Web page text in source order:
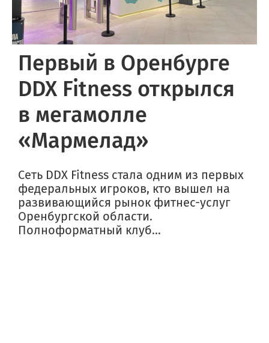
Первый в Оренбурге
DDX Fitness открылся
в мегамолле
«Мармелад»
Сеть DDX Fitness стала одним из первых
федеральных игроков, кто вышел на
развивающийся рынок фитнес-услуг
Оренбургской области.
Полноформатный клуб...